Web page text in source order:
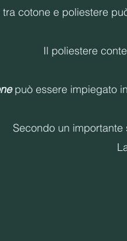
cotone e poliestere
Il poliestere
può essere impiegato
Secondo un